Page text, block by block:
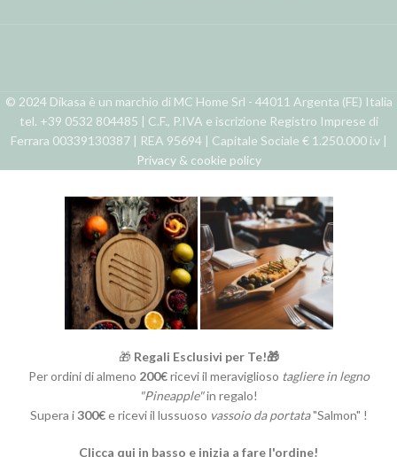
© 2024 Dikasa è un marchio di MC Home Srl - 44011 Argenta (FE) Italia
tel. +39 0532 804485 | C.F., P.IVA e iscrizione Registro Imprese di
Ferrara 00339130387 | REA 95694 | Capitale Sociale € 1.250.000 i.v |
Privacy & cookie policy
🎁 Regali Esclusivi per Te!🎁
Per ordini di almeno 200€ricevi il meraviglioso tagliere in legno
"Pineapple"in regalo!
Supera i300€e ricevi il lussuoso vassoio da portata"Salmon" !
Clicca qui in basso e inizia a fare l'ordine!